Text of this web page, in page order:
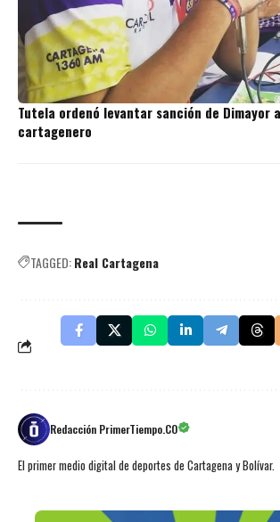
Tutela ordenó levantar sanción de Dimayor
cartagenero
TAGGED:Real Cartagena
Redacción PrimerTiempo.CO
El primer medio digital de deportes de Cartagena y Bolívar.